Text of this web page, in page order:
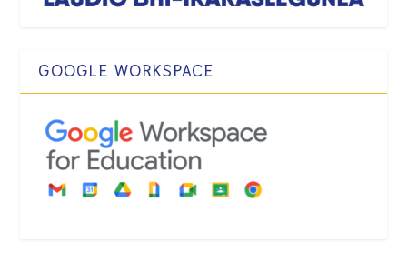
GOOGLE WORKSPACE